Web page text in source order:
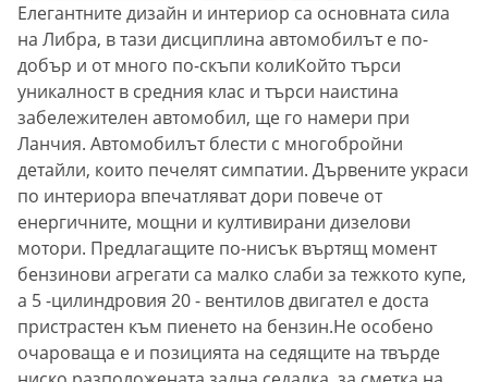
Елегантните дизайн и интериор са основната сила
на Либра, в тази дисциплина автомобилът е по-
добър и от много по-скъпи колиКойто търси
уникалност в средния клас и търси наистина
забележителен автомобил, ще го намери при
Ланчия. Автомобилът блести с многобройни
детайли, които печелят симпатии. Дървените украси
по интериора впечатляват дори повече от
енергичните, мощни и култивирани дизелови
мотори. Предлагащите по-нисък въртящ момент
бензинови агрегати са малко слаби за тежкото купе,
а 5 -цилиндровия 20 - вентилов двигател е доста
пристрастен към пиенето на бензин.Не особено
очароваща е и позицията на седящите на твърде